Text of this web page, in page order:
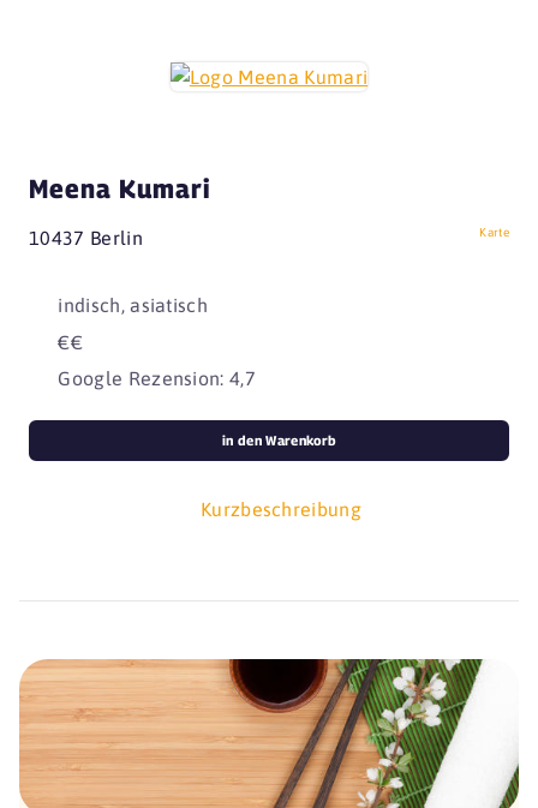
Meena Kumari
10437 Berlin Karte
indisch, asiatisch
€€
Google Rezension: 4,7
Kurzbeschreibung
in den Warenkorb